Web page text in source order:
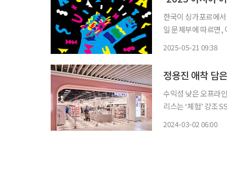
한국이 싱가포르에
일 문체부에 따르면,
2025-05-21 09:38
수익성 낮은 오프라
리스는 ‘체험’ 강조SSG닷컴에도 전용관
2024-03-02 06:00